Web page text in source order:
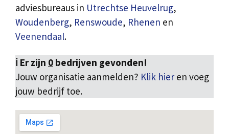
adviesbureaus in Utrechtse Heuvelrug,
Woudenberg, Renswoude, Rhenen en
Veenendaal.
ℹ️ Er zijn 0 bedrijven gevonden!
Jouw organisatie aanmelden? Klik hier en voeg
jouw bedrijf toe.